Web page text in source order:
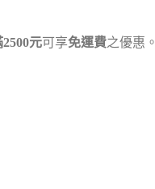
元可享免運費之優惠。